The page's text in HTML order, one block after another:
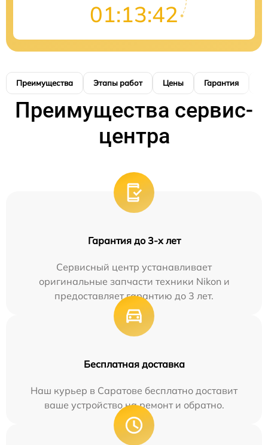
01:13:41
Преимущества Этапы работ Цены Гарантия
Преимущества сервис-
центра
Гарантия до 3-х лет
Сервисный центр устанавливает
оригинальные запчасти техники Nikon и
предоставляет гарантию до 3 лет.
Бесплатная доставка
Наш курьер в Саратове бесплатно доставит
ваше устройство на ремонт и обратно.